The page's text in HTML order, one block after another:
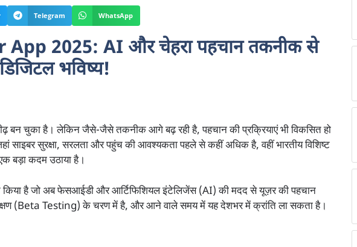
Telegram WhatsApp
2025: AI और चेहरा पहचान तकनीक से
भविष्य!
बन चुका है। लेकिन जैसे-जैसे तकनीक आगे बढ़ रही है, पहचान की प्रक्रियाएं भी विकसित हो
साइबर सुरक्षा, सरलता और पहुंच की आवश्यकता पहले से कहीं अधिक है, वहीं भारतीय विशिष्ट
बड़ा कदम उठाया है।
किया है जो अब फेसआईडी और आर्टिफिशियल इंटेलिजेंस (AI) की मदद से यूज़र की पहचान
(Beta Testing) के चरण में है, और आने वाले समय में यह देशभर में क्रांति ला सकता है।